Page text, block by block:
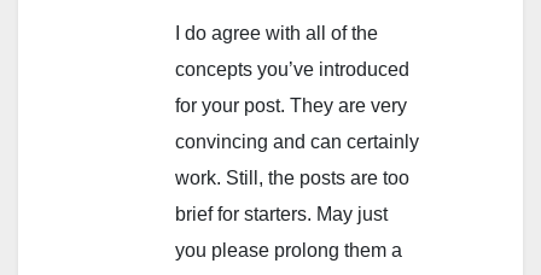
I do agree with all of the
concepts you’ve introduced
for your post. They are very
convincing and can certainly
work. Still, the posts are too
brief for starters. May just
you please prolong them a